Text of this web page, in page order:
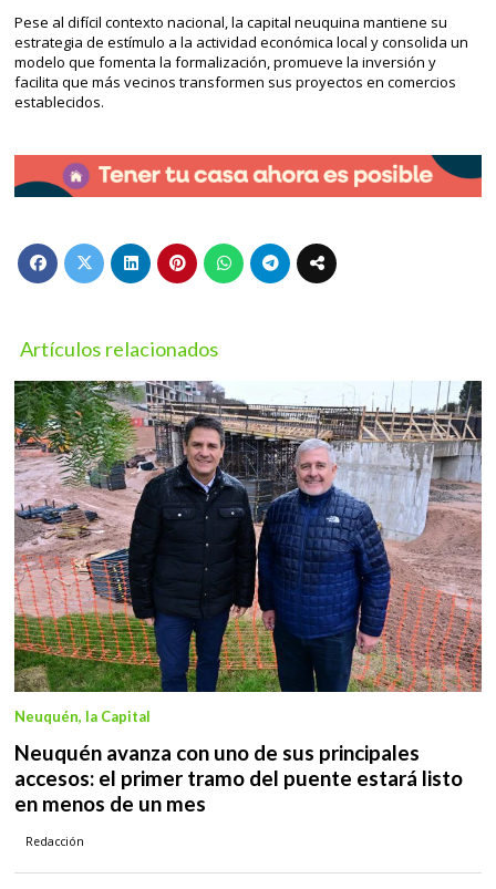
Pese al difícil contexto nacional, la capital neuquina mantiene su
estrategia de estímulo a la actividad económica local y consolida un
modelo que fomenta la formalización, promueve la inversión y
facilita que más vecinos transformen sus proyectos en comercios
establecidos.
Artículos relacionados
Neuquén avanza con uno de sus principales
accesos: el primer tramo del puente estará listo
en menos de un mes
Redacción
Neuquén, la Capital